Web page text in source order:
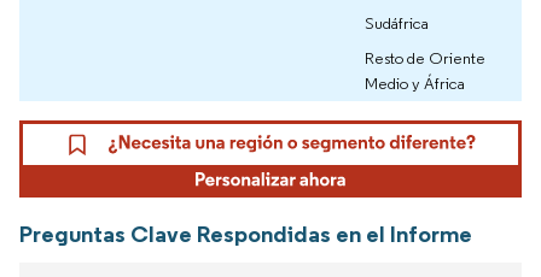
Sudáfrica
Resto de Oriente
Medio y África
Preguntas Clave Respondidas en el Informe